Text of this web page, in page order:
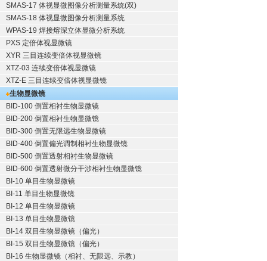
SMAS-17 体视显微图像分析测量系统(双)
SMAS-18 体视显微图像分析测量系统
WPAS-19 焊接熔深立体显微分析系统
PXS 定倍体视显微镜
XYR 三目连续变倍体视显微镜
XTZ-03 连续变倍体视显微镜
XTZ-E 三目连续变倍体视显微镜
生物显微镜
BID-100 倒置相衬生物显微镜
BID-200 倒置相衬生物显微镜
BID-300 倒置无限远生物显微镜
BID-400 倒置偏光调制相衬生物显微镜
BID-500 倒置透射相衬生物显微镜
BID-600 倒置透射微分干涉相衬生物显微镜
BI-10 单目生物显微镜
BI-11 单目生物显微镜
BI-12 单目生物显微镜
BI-13 单目生物显微镜
BI-14 双目生物显微镜（偏光）
BI-15 双目生物显微镜（偏光）
BI-16 生物显微镜（相衬、无限远、示教）